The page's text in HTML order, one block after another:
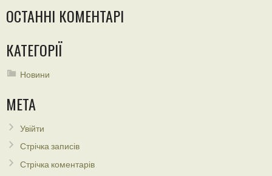
ОСТАННІ КОМЕНТАРІ
КАТЕГОРІЇ
Новини
МЕТА
Увійти
Стрічка записів
Стрічка коментарів